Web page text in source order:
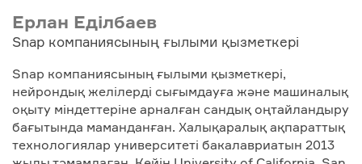
Ерлан Еділбаев
Snap компаниясының ғылыми қызметкері
Snap компаниясының ғылыми қызметкері,
нейрондық желілерді сығымдауға және машиналық
оқыту міндеттеріне арналған сандық оңтайландыру
бағытында маманданған. Халықаралық ақпараттық
технологиялар университеті бакалавриатын 2013